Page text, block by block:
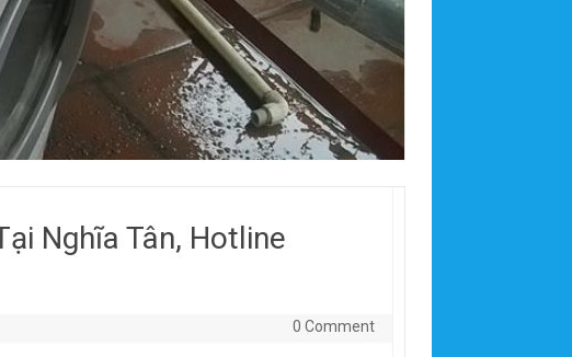
Nghĩa Tân, Hotline
0 Comment